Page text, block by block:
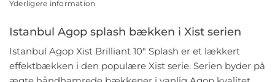
Yderligere information
Istanbul Agop splash bækken i Xist serien
Istanbul Agop Xist Brilliant 10″ Splash er et lækkert
effektbækken i den populære Xist serie. Serien byder på